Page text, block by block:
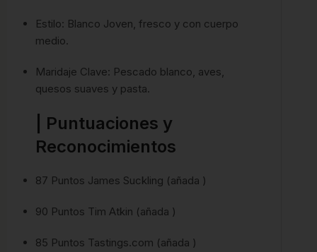
Estilo: Blanco Joven, fresco y con cuerpo
medio.
Maridaje Clave: Pescado blanco, aves,
quesos suaves y pasta.
| Puntuaciones y
Reconocimientos
87 Puntos James Suckling (añada )
90 Puntos Tim Atkin (añada )
85 Puntos Tastings.com (añada )